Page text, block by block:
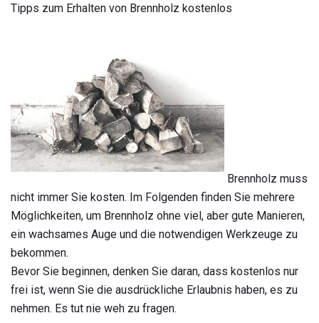
Tipps zum Erhalten von Brennholz kostenlos
Brennholz muss
nicht immer Sie kosten. Im Folgenden finden Sie mehrere
Möglichkeiten, um Brennholz ohne viel, aber gute Manieren,
ein wachsames Auge und die notwendigen Werkzeuge zu
bekommen.
Bevor Sie beginnen, denken Sie daran, dass kostenlos nur
frei ist, wenn Sie die ausdrückliche Erlaubnis haben, es zu
nehmen. Es tut nie weh zu fragen.